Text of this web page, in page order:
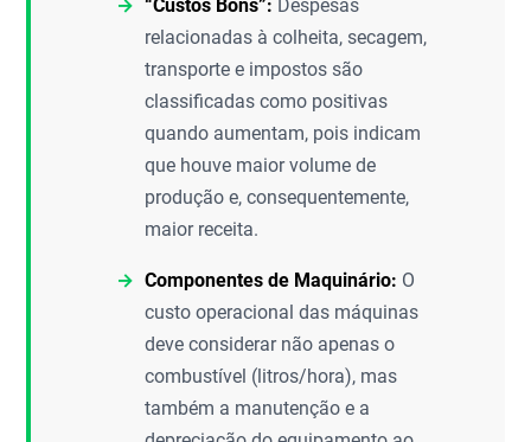
“Custos Bons”: Despesas
relacionadas à colheita, secagem,
transporte e impostos são
classificadas como positivas
quando aumentam, pois indicam
que houve maior volume de
produção e, consequentemente,
maior receita.
Componentes de Maquinário: O
custo operacional das máquinas
deve considerar não apenas o
combustível (litros/hora), mas
também a manutenção e a